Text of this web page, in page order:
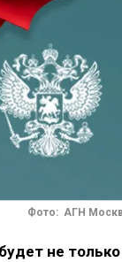
Фото: АГН
не